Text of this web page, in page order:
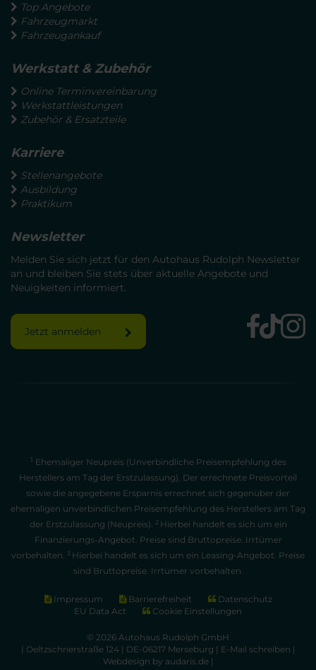
Top Angebote
Fahrzeugmarkt
Fahrzeugankauf
Werkstatt & Zubehör
Online Terminvereinbarung
Werkstattleistungen
Zubehör & Ersatzteile
Karriere
Stellenangebote
Ausbildung
Praktikum
Newsletter
Melden Sie sich jetzt für den Autohaus Rudolph Newsletter
an und bleiben Sie stets über aktuelle Angebote und
Neuigkeiten informiert.
Jetzt anmelden
1 Ehemaliger Neupreis (Unverbindliche Preisempfehlung des
Herstellers am Tag der Erstzulassung). Der errechnete Preisvorteil
sowie die angegebene Ersparnis errechnet sich gegenüber der
ehemaligen unverbindlichen Preisempfehlung des Herstellers am Tag
der Erstzulassung (Neupreis). 2 Hierbei handelt es sich um ein
Finanzierungs-Angebot. Preise sind Bruttopreise. Irrtümer
vorbehalten. 3 Hierbei handelt es sich um ein Leasing-Angebot. Preise
sind Bruttopreise. Irrtümer vorbehalten.
Impressum Barrierefreiheit
Datenschutz
EU Data Act
Cookie Einstellungen
© 2026 Autohaus Rudolph GmbH
| Oeltzschnerstraße 124 | DE-06217 Merseburg | E-Mail schreiben |
Webdesign by audaris.de|